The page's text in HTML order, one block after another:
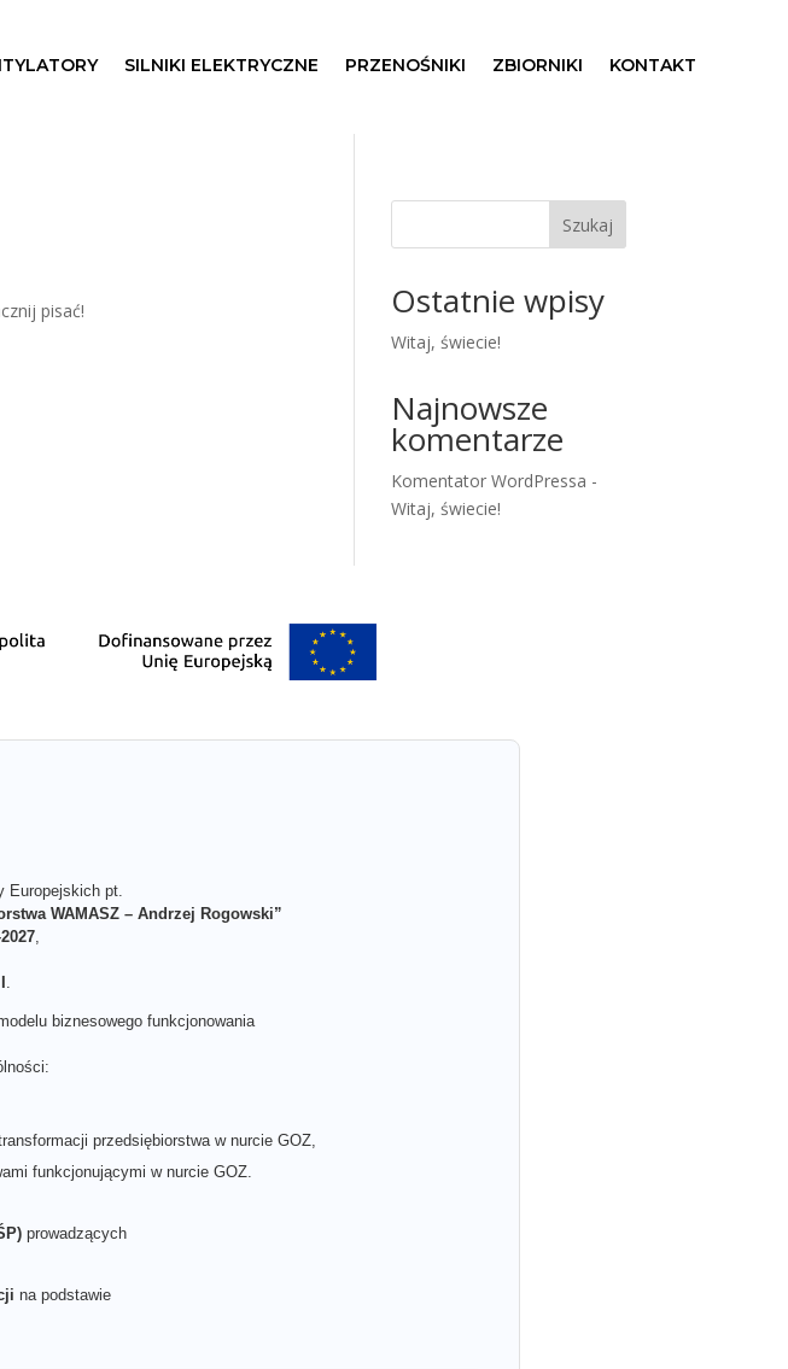
SILNIKI ELEKTRYCZNE PRZENOŚNIKI ZBIORNIKI KONTAKT
pisać!
Szukaj
Ostatnie wpisy
Witaj, świecie!
Najnowsze
komentarze
Komentator WordPressa -
Witaj, świecie!
Europejskich pt.
WAMASZ – Andrzej Rogowski”
,
.
biznesowego funkcjonowania
przedsiębiorstwa w nurcie GOZ,
funkcjonującymi w nurcie GOZ.
prowadzących
na podstawie